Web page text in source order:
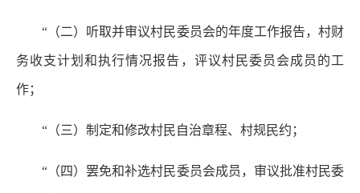
“（二）听取并审议村民委员会的年度工作报告，村财
务收支计划和执行情况报告，评议村民委员会成员的工
作；
“（三）制定和修改村民自治章程、村规民约；
“（四）罢免和补选村民委员会成员，审议批准村民委